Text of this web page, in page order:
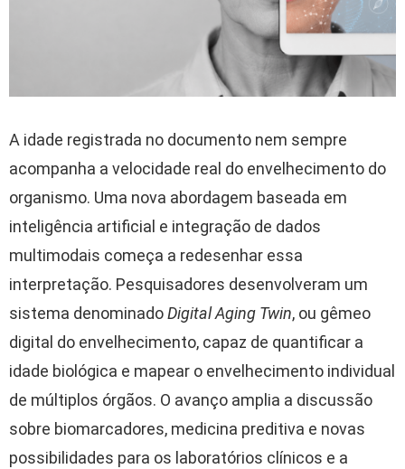
A idade registrada no documento nem sempre
acompanha a velocidade real do envelhecimento do
organismo. Uma nova abordagem baseada em
inteligência artificial e integração de dados
multimodais começa a redesenhar essa
interpretação. Pesquisadores desenvolveram um
sistema denominadoDigital Aging Twin, ou gêmeo
digital do envelhecimento, capaz de quantificar a
idade biológica e mapear o envelhecimento individual
de múltiplos órgãos. O avanço amplia a discussão
sobre biomarcadores, medicina preditiva e novas
possibilidades para os laboratórios clínicos e a